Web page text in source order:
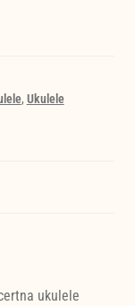
, Ukulele
ukulele